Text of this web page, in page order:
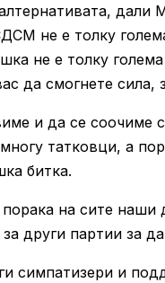
не е толку
не е толку
да смогнете
и да се соочиме
татковци, а
битка.
на сите
други партии за
симпатизери и